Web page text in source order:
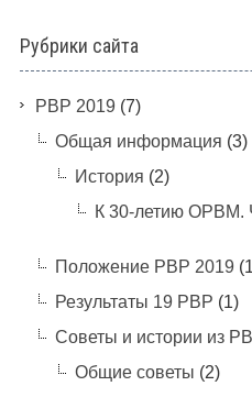
Рубрики сайта
PBP 2019 (7)
Общая информация (3)
История (2)
К 30-летию ОРВМ.
Положение РВР 2019
Результаты 19 РВР (1)
Советы и истории из
Общие советы (2)